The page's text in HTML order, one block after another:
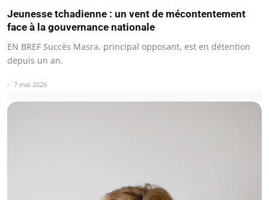
Jeunesse tchadienne : un vent de mécontentement
face à la gouvernance nationale
EN BREF Succès Masra, principal opposant, est en détention
depuis un an.
7 mai 2026